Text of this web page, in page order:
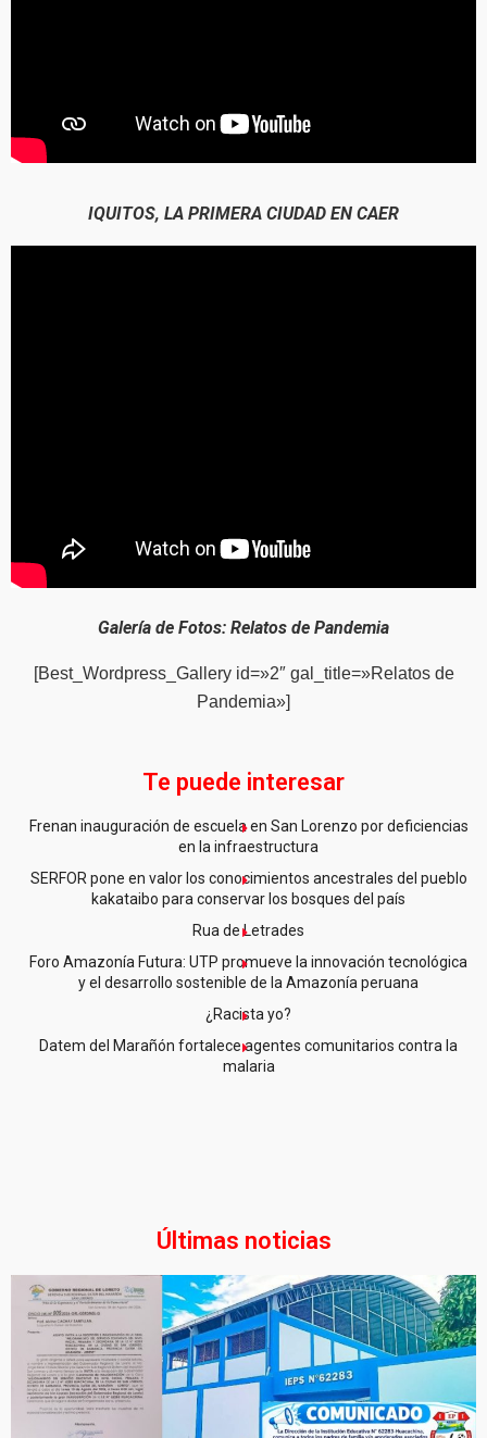
IQUITOS, LA PRIMERA CIUDAD EN CAER
Galería de Fotos: Relatos de Pandemia
[Best_Wordpress_Gallery id=»2″ gal_title=»Relatos de
Pandemia»]
Te puede interesar
Frenan inauguración de escuela en San Lorenzo por deficiencias
en la infraestructura
SERFOR pone en valor los conocimientos ancestrales del pueblo
kakataibo para conservar los bosques del país
Rua de Letrades
Foro Amazonía Futura: UTP promueve la innovación tecnológica
y el desarrollo sostenible de la Amazonía peruana
¿Racista yo?
Datem del Marañón fortalece agentes comunitarios contra la
malaria
Últimas noticias